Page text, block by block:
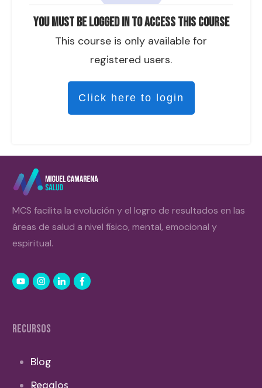
You must be logged in to access this course
This course is only available for
registered users.
Click here to login
MCS facilita la evolución y el logro de resultados en las
áreas de salud a nivel físico, mental, emocional y
espiritual.
RECURSOS
Blog
Regalos